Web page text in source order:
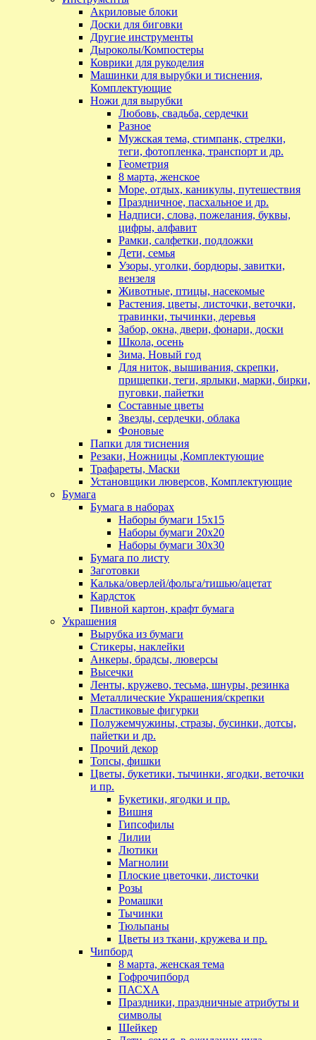
Акриловые блоки
Доски для биговки
Другие инструменты
Дыроколы/Компостеры
Коврики для рукоделия
Машинки для вырубки и тиснения,
Комплектующие
Ножи для вырубки
Любовь, свадьба, сердечки
Разное
Мужская тема, стимпанк, стрелки,
теги, фотопленка, транспорт и др.
Геометрия
8 марта, женское
Море, отдых, каникулы, путешествия
Праздничное, пасхальное и др.
Надписи, слова, пожелания, буквы,
цифры, алфавит
Рамки, салфетки, подложки
Дети, семья
Узоры, уголки, бордюры, завитки,
вензеля
Животные, птицы, насекомые
Растения, цветы, листочки, веточки,
травинки, тычинки, деревья
Забор, окна, двери, фонари, доски
Школа, осень
Зима, Новый год
Для ниток, вышивания, скрепки,
прищепки, теги, ярлыки, марки, бирки,
пуговки, пайетки
Составные цветы
Звезды, сердечки, облака
Фоновые
Папки для тиснения
Резаки, Ножницы ,Комплектующие
Трафареты, Маски
Установщики люверсов, Комплектующие
Бумага
Бумага в наборах
Наборы бумаги 15х15
Наборы бумаги 20х20
Наборы бумаги 30х30
Бумага по листу
Заготовки
Калька/оверлей/фольга/тишью/ацетат
Кардсток
Пивной картон, крафт бумага
Украшения
Вырубка из бумаги
Стикеры, наклейки
Анкеры, брадсы, люверсы
Высечки
Ленты, кружево, тесьма, шнуры, резинка
Металлические Украшения/скрепки
Пластиковые фигурки
Полужемчужины, стразы, бусинки, дотсы,
пайетки и др.
Прочий декор
Топсы, фишки
Цветы, букетики, тычинки, ягодки, веточки
и пр.
Букетики, ягодки и пр.
Вишня
Гипсофилы
Лилии
Лютики
Магнолии
Плоские цветочки, листочки
Розы
Ромашки
Тычинки
Тюльпаны
Цветы из ткани, кружева и пр.
Чипборд
8 марта, женская тема
Гофрочипборд
ПАСХА
Праздники, праздничные атрибуты и
символы
Шейкер